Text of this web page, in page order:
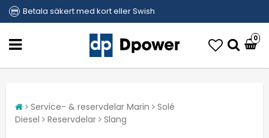
Betala säkert med kort eller Swish
0
Service- & reservdelar Marin
Solé
Diesel
Reservdelar Slang